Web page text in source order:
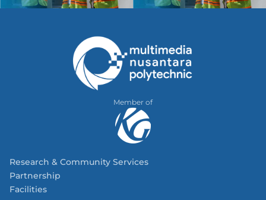
Member of
Research & Community Services
Partnership
Facilities